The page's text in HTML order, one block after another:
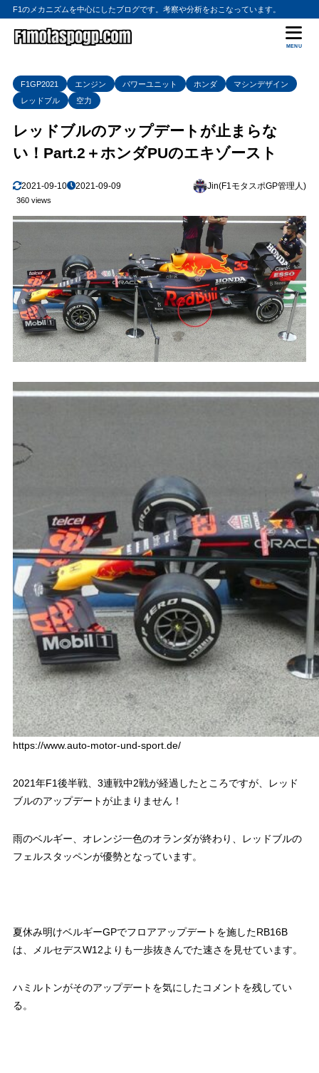
F1のメカニズムを中心にしたブログです。考察や分析をおこなっています。
MENU
F1GP2021 エンジン パワーユニット ホンダ
マシンデザイン
レッドブル
空力
レッドブルのアップデートが止まらな
い！Part.2＋ホンダPUのエキゾースト
2021-09-10 2021-09-09 Jin(F1モタスポGP管理人)
360 views
https://www.auto-motor-und-sport.de/
2021年F1後半戦、3連戦中2戦が経過したところですが、レッド
ブルのアップデートが止まりません！
雨のベルギー、オレンジ一色のオランダが終わり、レッドブルの
フェルスタッペンが優勢となっています。
夏休み明けベルギーGPでフロアアップデートを施したRB16B
は、メルセデスW12よりも一歩抜きんでた速さを見せています。
ハミルトンがそのアップデートを気にしたコメントを残してい
る。